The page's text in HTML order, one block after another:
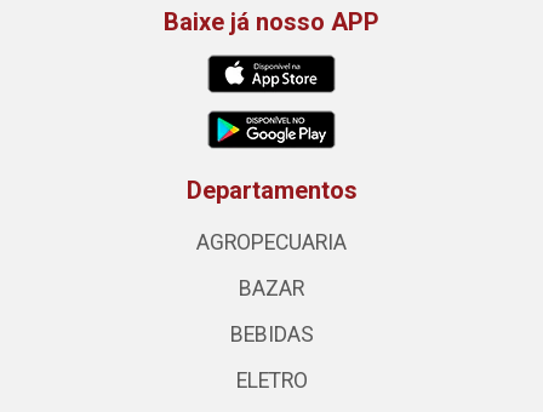
Baixe já nosso APP
Departamentos
AGROPECUARIA
BAZAR
BEBIDAS
ELETRO